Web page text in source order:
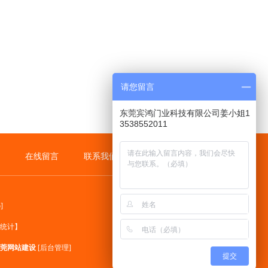
在线留言 联系我们
]
计】
网站建设 [后台管理]
请您留言
东莞宾鸿门业科技有限公司姜小姐1
3538552011
提交